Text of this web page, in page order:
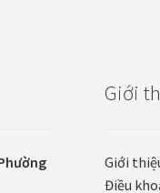
Giới
Giới
Điều